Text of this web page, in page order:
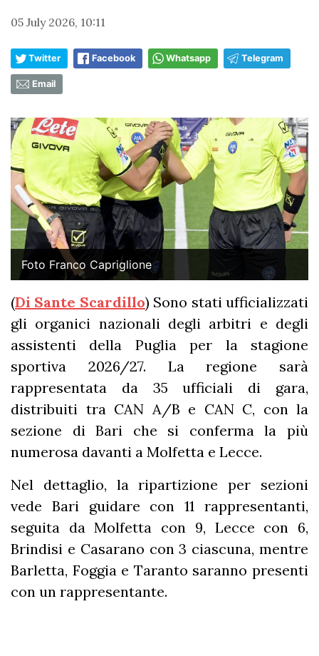
05 July 2026, 10:11
Twitter Facebook Whatsapp Telegram
Email
Foto Franco Capriglione
(Di Sante Scardillo) Sono stati ufficializzati
gli organici nazionali degli arbitri e degli
assistenti della Puglia per la stagione
sportiva 2026/27. La regione sarà
rappresentata da 35 ufficiali di gara,
distribuiti tra CAN A/B e CAN C, con la
sezione di Bari che si conferma la più
numerosa davanti a Molfetta e Lecce.
Nel dettaglio, la ripartizione per sezioni
vede Bari guidare con 11 rappresentanti,
seguita da Molfetta con 9, Lecce con 6,
Brindisi e Casarano con 3 ciascuna, mentre
Barletta, Foggia e Taranto saranno presenti
con un rappresentante.